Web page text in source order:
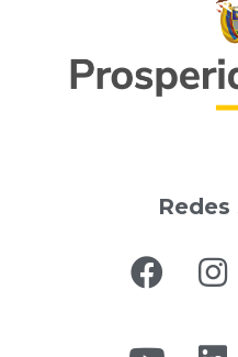
Redes